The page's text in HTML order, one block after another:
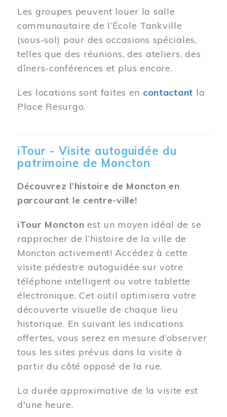
Les groupes peuvent louer la salle
communautaire de l’École Tankville
(sous-sol) pour des occasions spéciales,
telles que des réunions, des ateliers, des
dîners-conférences et plus encore.
Les locations sont faites en contactant la
Place Resurgo.
iTour - Visite autoguidée du
patrimoine de Moncton
Découvrez l’histoire de Moncton en
parcourant le centre-ville!
iTour Moncton est un moyen idéal de se
rapprocher de l’histoire de la ville de
Moncton activement! Accédez à cette
visite pédestre autoguidée sur votre
téléphone intelligent ou votre tablette
électronique. Cet outil optimisera votre
découverte visuelle de chaque lieu
historique. En suivant les indications
offertes, vous serez en mesure d’observer
tous les sites prévus dans la visite à
partir du côté opposé de la rue.
La durée approximative de la visite est
d'une heure.